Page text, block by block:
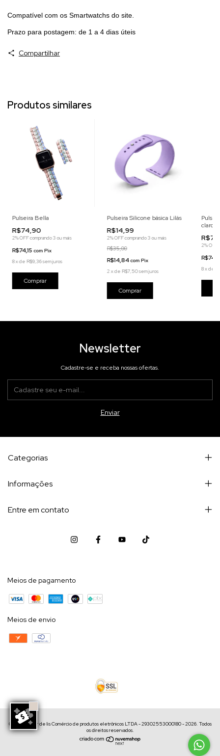
Compatível com os Smartwatchs do site.
Prazo para postagem: de 1 a 4 dias úteis
Compartilhar
Produtos similares
Pulseira Bella
R$74,90
2% OFFcomprando 3 ou mais
R$74,15com Pix
8xde R$9,36sem juros
Comprar
Pulseira Silicone básica Lilás
R$14,99
2% OFFcomprando 3 ou mais
R$35,00
R$14,84com Pix
2 xde R$7,50sem juros
Comprar
claro
2% OFF
8xde
Newsletter
Cadastre-se e receba nossas ofertas.
Categorias
Informações
Entre em contato
Meios de pagamento
Meios de envio
Copyright Flor de lis Comércio de produtos eletrônicos LTDA - 29302553000180 - 2026. Todos
os direitos reservados.